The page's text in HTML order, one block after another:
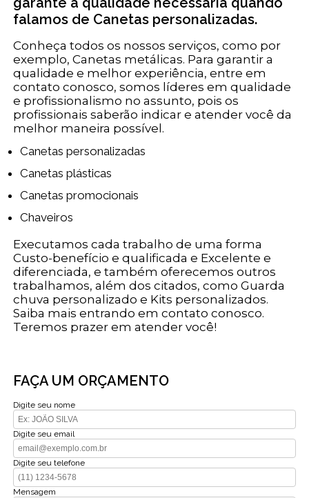
falamos de Canetas personalizadas.
Conheça todos os nossos serviços, como por
exemplo, Canetas metálicas. Para garantir a
qualidade e melhor experiência, entre em
contato conosco, somos líderes em qualidade
e profissionalismo no assunto, pois os
profissionais saberão indicar e atender você da
melhor maneira possível.
Canetas personalizadas
Canetas plásticas
Canetas promocionais
Chaveiros
Executamos cada trabalho de uma forma
Custo-benefício e qualificada e Excelente e
diferenciada, e também oferecemos outros
trabalhamos, além dos citados, como Guarda
chuva personalizado e Kits personalizados.
Saiba mais entrando em contato conosco.
Teremos prazer em atender você!
FAÇA UM ORÇAMENTO
Digite seu nome
Digite seu email
Digite seu telefone
Mensagem